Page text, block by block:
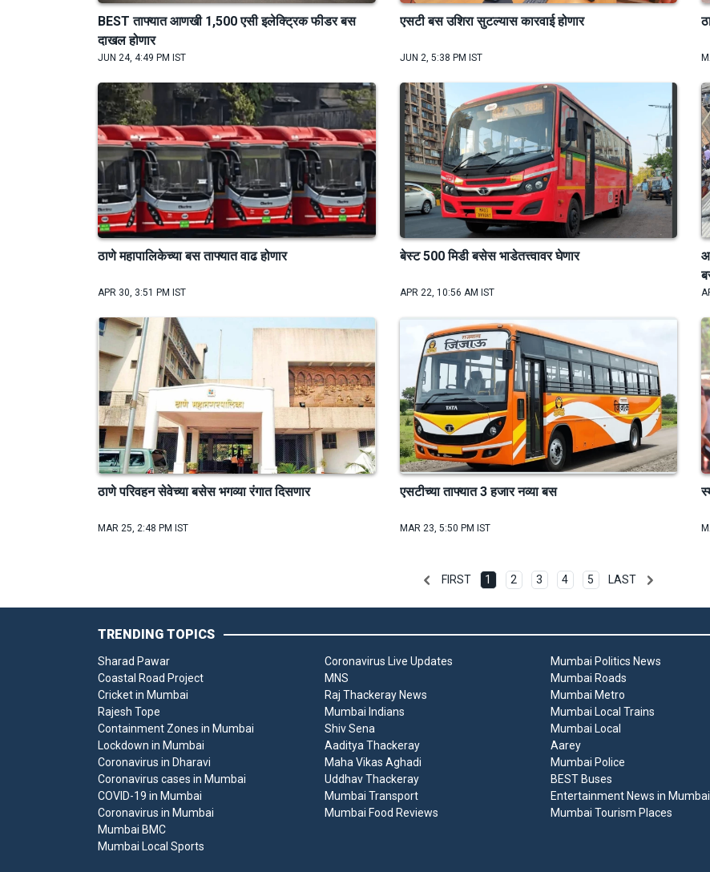
BEST ताफ्यात आणखी 1,500 एसी इलेक्ट्रिक फीडर बस
दाखल होणार
JUN 24, 4:49 PM IST
एसटी बस उशिरा सुटल्यास कारवाई होणार
JUN 2, 5:38 PM IST
ठाणे महापालिकेच्या बस ताफ्यात वाढ होणार
APR 30, 3:51 PM IST
बेस्ट 500 मिडी बसेस भाडेतत्त्वावर घेणार
APR 22, 10:56 AM IST
ठाणे परिवहन सेवेच्या बसेस भगव्या रंगात दिसणार
MAR 25, 2:48 PM IST
एसटीच्या ताफ्यात 3 हजार नव्या बस
MAR 23, 5:50 PM IST
FIRST 1 2 3 4 5 LAST
TRENDING TOPICS
Sharad Pawar
Coastal Road Project
Cricket in Mumbai
Rajesh Tope
Containment Zones in Mumbai
Lockdown in Mumbai
Coronavirus in Dharavi
Coronavirus cases in Mumbai
COVID-19 in Mumbai
Coronavirus in Mumbai
Coronavirus Live Updates
MNS
Raj Thackeray News
Mumbai Indians
Shiv Sena
Aaditya Thackeray
Maha Vikas Aghadi
Uddhav Thackeray
Mumbai Transport
Mumbai Food Reviews
Mumbai Politics News
Mumbai Roads
Mumbai Metro
Mumbai Local Trains
Mumbai Local
Aarey
Mumbai Police
BEST Buses
Entertainment News in Mumbai
Mumbai Tourism Places
Mumbai BMC
Mumbai Local Sports